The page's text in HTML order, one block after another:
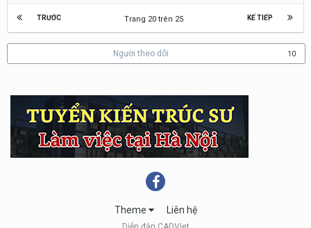
2011
TRƯỚC KẾ TIẾP
Trang 20 trên 25
Người theo dõi 10
Theme Liên hệ